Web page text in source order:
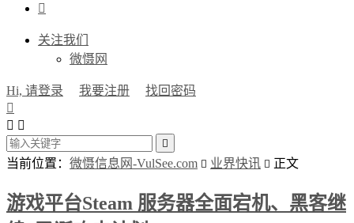

关注我们
微慑网
Hi, 请登录 我要注册
找回密码

 

当前位置： 微慑信息网-VulSee.com  业界快讯  正文
游戏平台Steam 服务器全面宕机、黑客继